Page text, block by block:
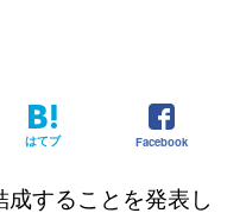
はてブ Facebook
することを発表し